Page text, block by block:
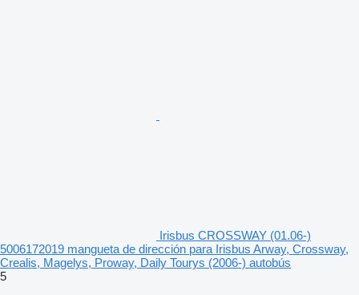
Irisbus CROSSWAY (01.06-)
5006172019 mangueta de dirección para Irisbus Arway, Crossway,
Crealis, Magelys, Proway, Daily Tourys (2006-) autobús
5